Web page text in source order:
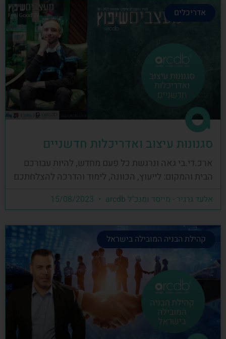
אדריכלים
סגנונות עיצוב ואדריכלות חדשניים
ארכ.די.בי גאה ונרגשת כל פעם מחדש, להיות עבורכם
הבית והמקום: לייעוץ, הכוונה, לימוד והדרכה להצלחתכם
אלעד גרגיר - מייסד ומנכ"ל arcdb
קהילת הבניה המובילה בישראל